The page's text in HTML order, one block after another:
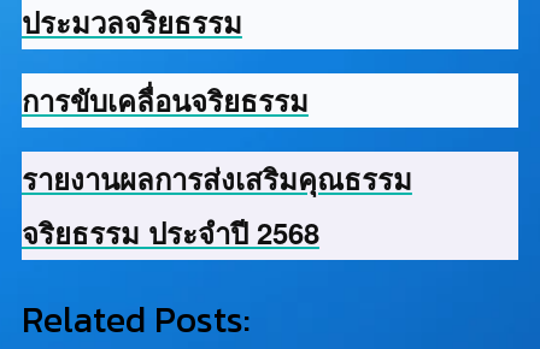
ประมวลจริยธรรม
การขับเคลื่อนจริยธรรม
รายงานผลการส่งเสริมคุณธรรม
จริยธรรม ประจำปี 2568
Related Posts: